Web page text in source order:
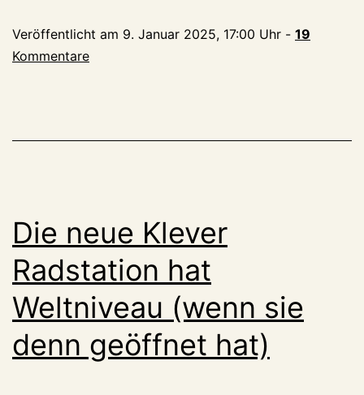
hat
Veröffentlicht am 9. Januar 2025, 17:00 Uhr - 19
Kommentare
Die neue Klever
Radstation hat
Weltniveau (wenn sie
denn geöffnet hat)